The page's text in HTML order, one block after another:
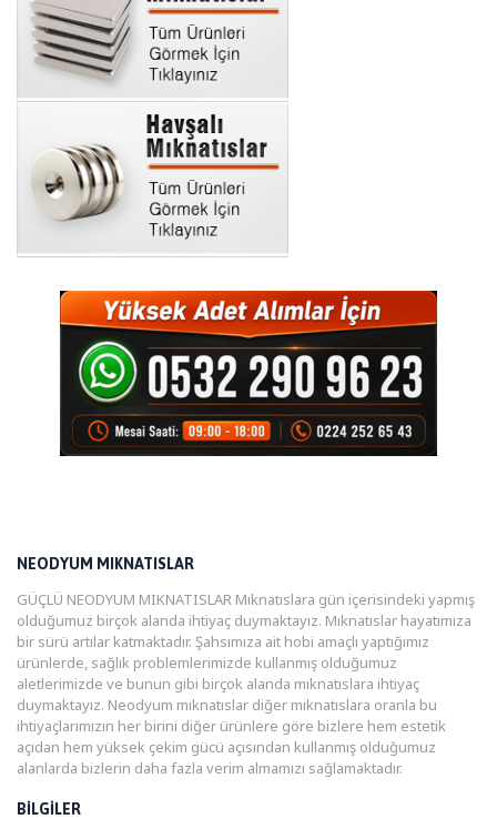
NEODYUM MIKNATISLAR
GÜÇLÜ NEODYUM MIKNATISLAR Mıknatıslara gün içerisindeki yapmış
olduğumuz birçok alanda ihtiyaç duymaktayız. Mıknatıslar hayatımıza
bir sürü artılar katmaktadır. Şahsımıza ait hobi amaçlı yaptığımız
ürünlerde, sağlık problemlerimizde kullanmış olduğumuz
aletlerimizde ve bunun gibi birçok alanda mıknatıslara ihtiyaç
duymaktayız. Neodyum mıknatıslar diğer mıknatıslara oranla bu
ihtiyaçlarımızın her birini diğer ürünlere göre bizlere hem estetik
açıdan hem yüksek çekim gücü açısından kullanmış olduğumuz
alanlarda bizlerin daha fazla verim almamızı sağlamaktadır.
BILGILER